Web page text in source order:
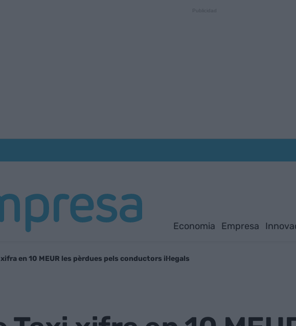
Economia Empresa
en 10 MEUR les pèrdues pels conductors il·legals